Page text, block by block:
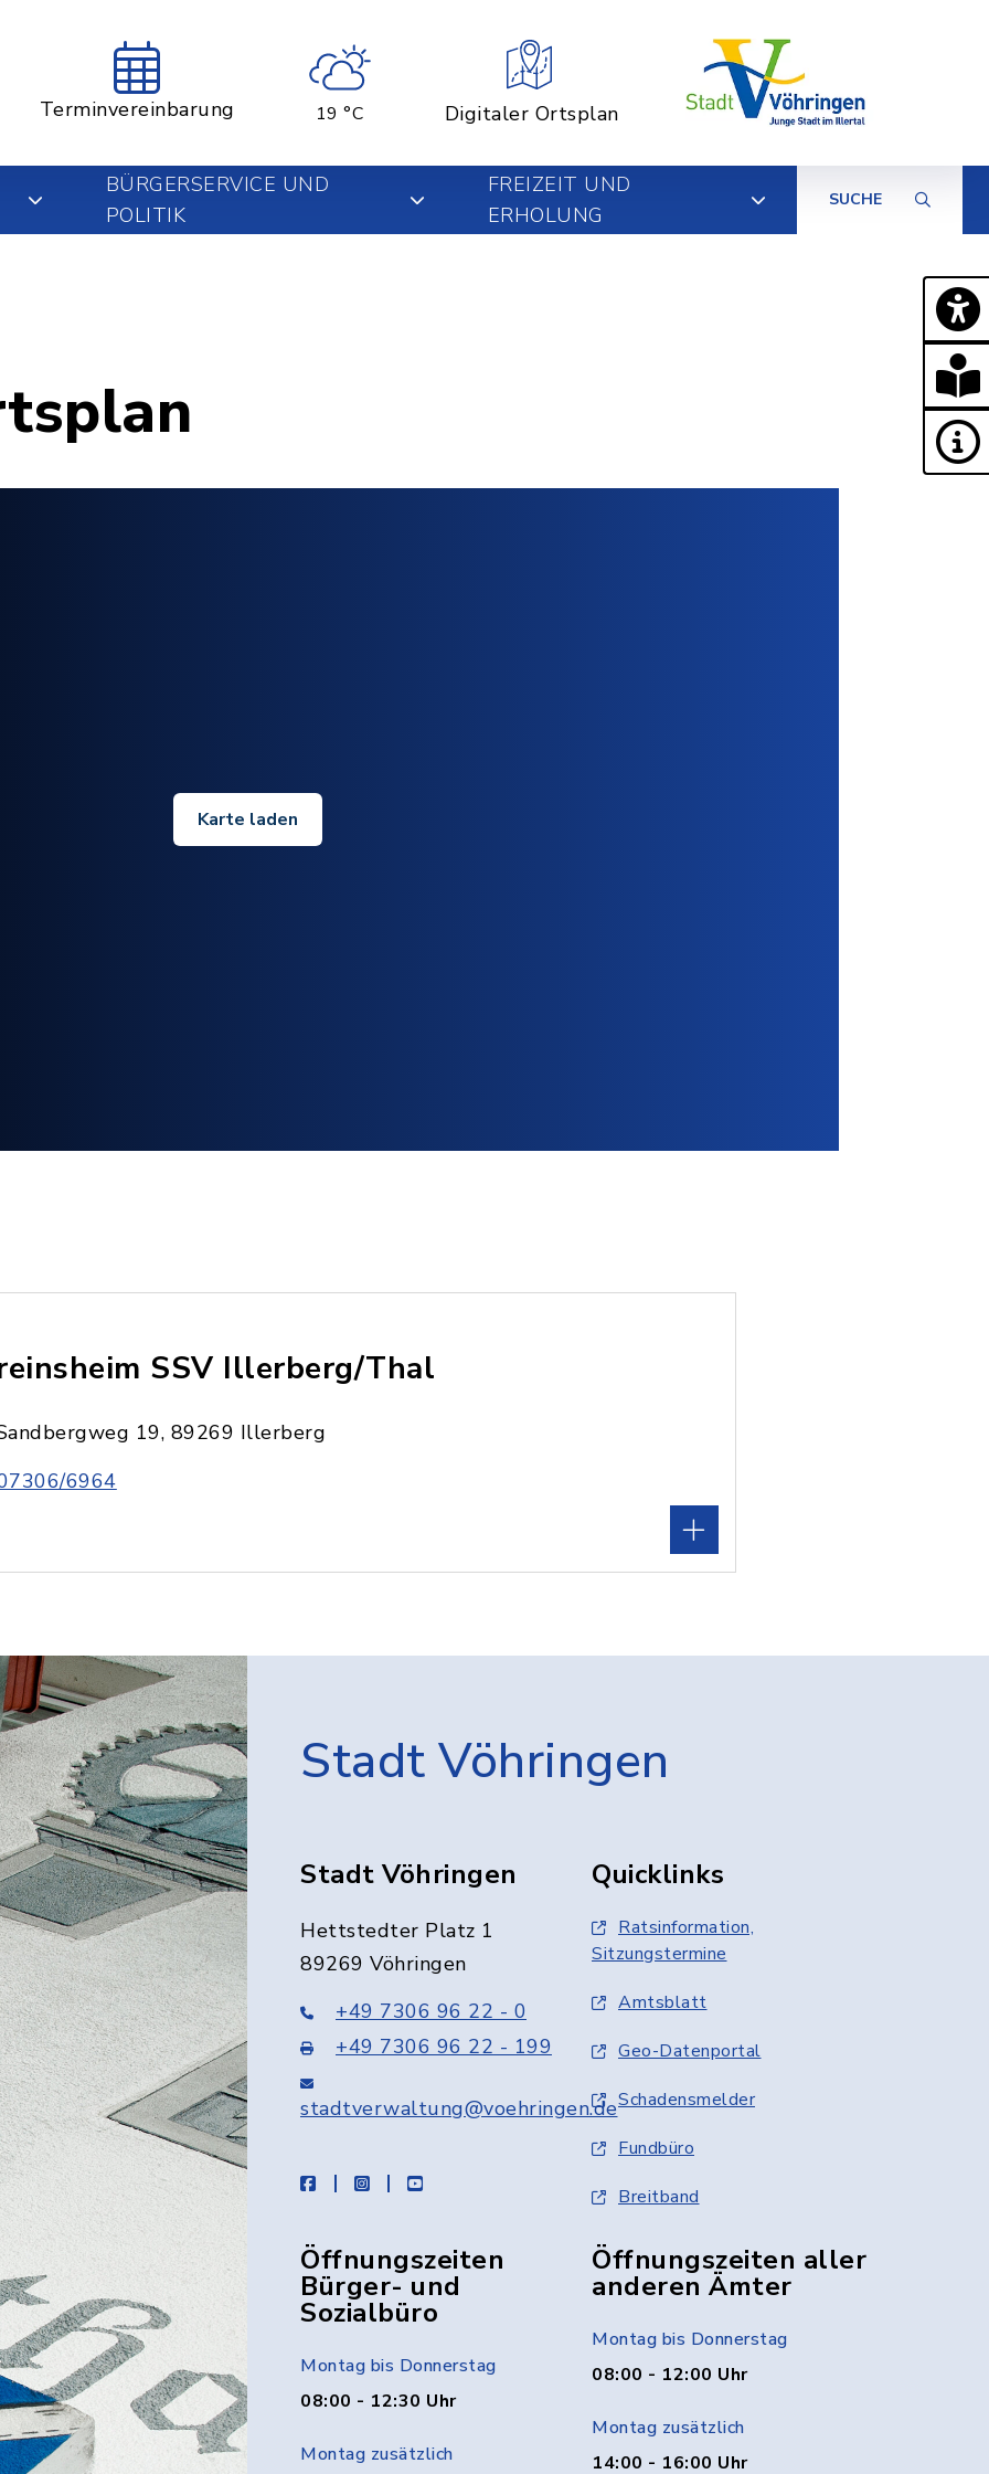
Terminvereinbarung 19 °C Digitaler Ortsplan
BÜRGERSERVICE UND
POLITIK
FREIZEIT UND
ERHOLUNG
SUCHE
Karte laden
SSV Illerberg/Thal
19, 89269 Illerberg
6964
Stadt Vöhringen
Stadt Vöhringen
Hettstedter Platz 1
89269 Vöhringen
+49 7306 96 22 - 0
+49 7306 96 22 - 199
stadtverwaltung@voehringen.de
facebookinstagramyoutube
Quicklinks
Ratsinformation,
Sitzungstermine
Amtsblatt
Geo-Datenportal
Schadensmelder
Fundbüro
Breitband
Öffnungszeiten
Bürger- und
Sozialbüro
Montag bis Donnerstag
08:00 - 12:30 Uhr
Montag zusätzlich
Öffnungszeiten aller
anderen Ämter
Montag bis Donnerstag
08:00 - 12:00 Uhr
Montag zusätzlich
14:00 - 16:00 Uhr